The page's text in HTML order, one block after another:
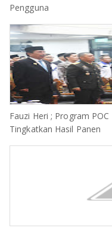
Pengguna
Fauzi Heri ; Program
Tingkatkan Hasil Panen